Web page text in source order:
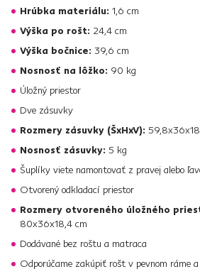
Hrúbka materiálu: 1,6 cm
Výška po rošt: 24,4 cm
Výška bočnice: 39,6 cm
Nosnosť na lôžko: 90 kg
Úložný priestor
Dve zásuvky
Rozmery zásuvky (ŠxHxV):
Nosnosť zásuvky: 5 kg
Šuplíky viete namontovať z pravej alebo
Otvorený odkladací priestor
Rozmery otvoreného úložného
80x36x18,4 cm
Dodávané bez roštu a matraca
Odporúčame zakúpiť rošt v pevnom ráme